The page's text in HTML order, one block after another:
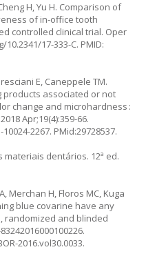
H, Yu H. Comparison of
of in-office tooth
controlled clinical trial. Oper
17-333-C. PMID:
E, Caneppele TM.
associated or not
change and microhardness :
Apr;19(4):359-66.
2267. PMid:29728537.
materiais dentários. 12ª ed.
Merchan H, Floros MC, Kuga
blue covarine have any
randomized and blinded
2016.vol30.0033.